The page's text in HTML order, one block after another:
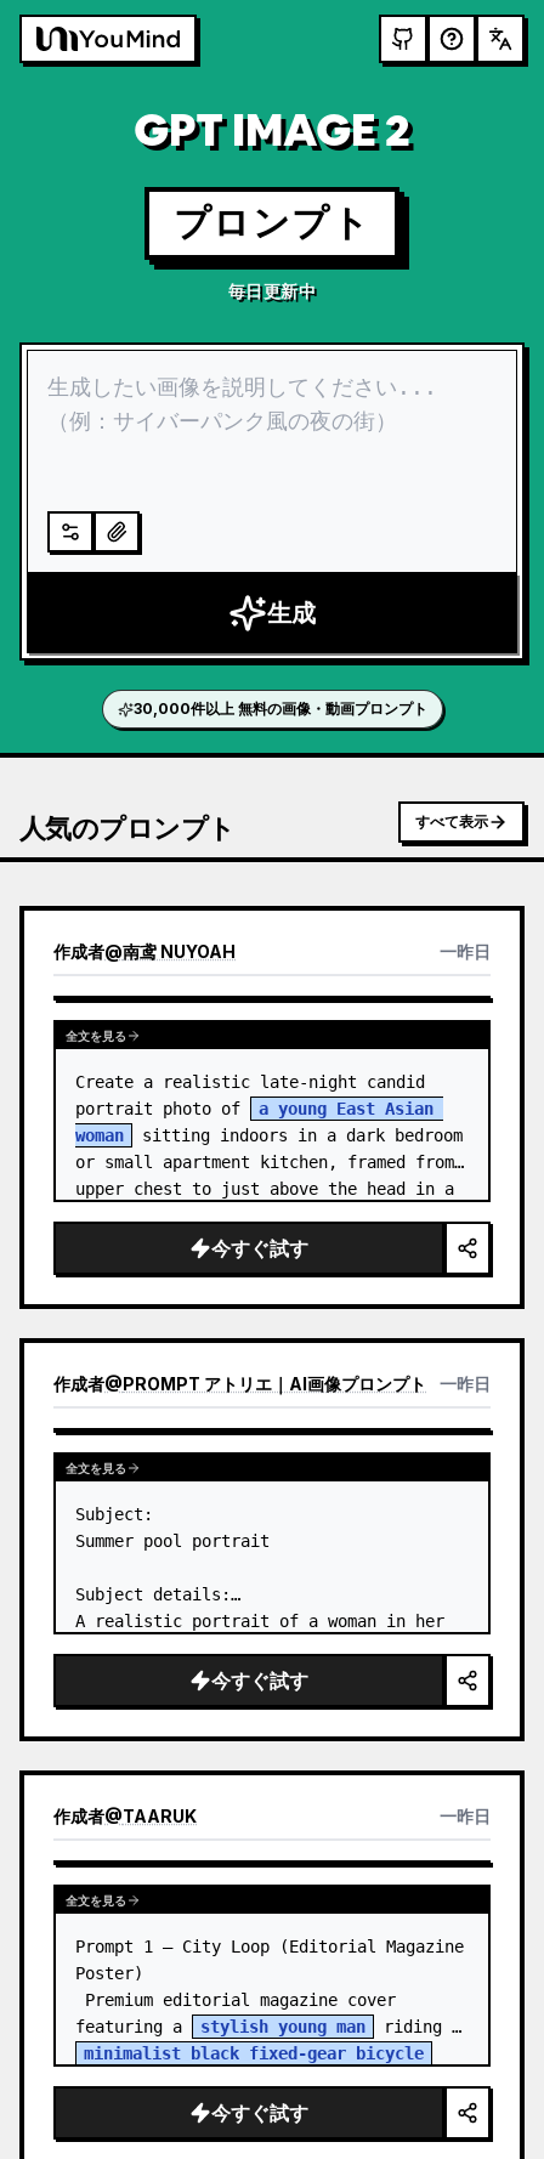
GPT IMAGE 2
プロンプト
毎日更新中
生成
30,000件以上 無料の画像・動画プロンプト
人気のプロンプト すべて表示
作成者@南鸢 NUYOAH 一昨日
全文を見る
Create a realistic late-night candid
portrait photo of
a young East Asian
woman
sitting indoors in a dark bedroom
or small apartment kitchen, framed from
upper chest to just above the head in a
今すぐ試す
作成者@PROMPT アトリエ｜AI画像プロンプト 一昨日
全文を見る
Subject:
Summer pool portrait
Subject details:
A realistic portrait of a woman in her
pool, captured from behind. She is
wearing a white one-piece swimsuit and
今すぐ試す
作成者@TAARUK 一昨日
全文を見る
Prompt 1 — City Loop (Editorial Magazine
Poster)
Premium editorial magazine cover
featuring a
stylish young man
minimalist black fixed-gear bicycle
今すぐ試す